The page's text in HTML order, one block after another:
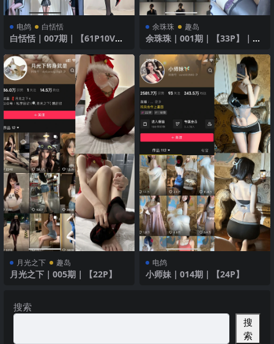
电鸽 白恬恬
白恬恬｜007期｜【61P10V】
余珠珠 趣岛
余珠珠｜001期｜【33P】｜黑
月光之下 趣岛
月光之下｜005期｜【22P】
电鸽
小师妹｜014期｜【24P】
搜索
搜
索